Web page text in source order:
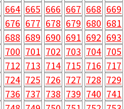
664 665 666 667 668 669
676 677 678 679 680 681
688 689 690 691 692 693
700 701 702 703 704 705
712 713 714 715 716 717
724 725 726 727 728 729
736 737 738 739 740 741